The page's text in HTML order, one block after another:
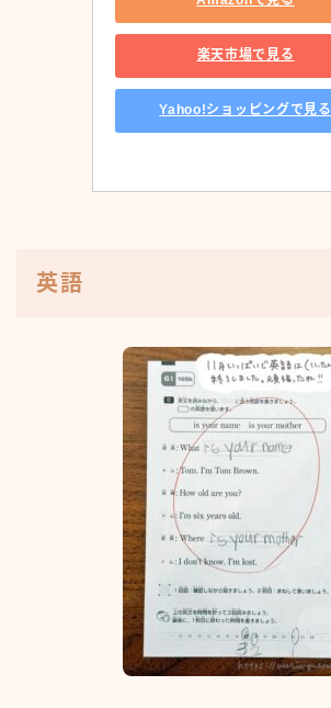
楽天市場で見る
Yahoo!ショッピングで見る
英語